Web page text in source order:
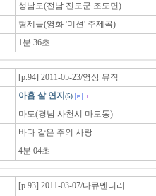
성남도(전남 진도군 조도면)
형제들(영화 '미션' 주제곡)
1분 36초
[p.94] 2011-05-23/영상 뮤직
아홉 살 연지 (5)
마도(경남 사천시 마도동)
바다 같은 주의 사랑
4분 04초
[p.93] 2011-03-07/다큐멘터리